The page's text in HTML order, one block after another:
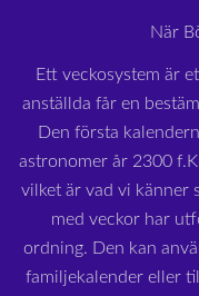
När
Ett veckosystem är
anställda får en
Den första
astronomer år 2300
vilket är vad vi känner
med veckor har
ordning. Den kan
familjekalender eller